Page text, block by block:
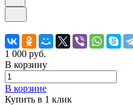
1 000 руб.
В корзину
В корзине
Купить в 1 клик